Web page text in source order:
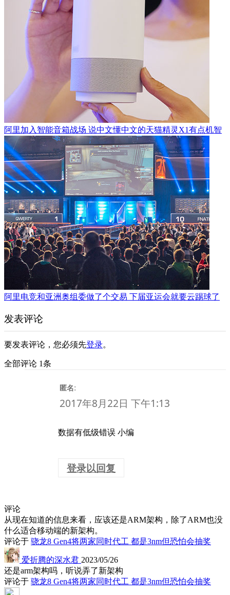
阿里加入智能音箱战场 说中文懂中文的天猫精灵X1有点机智
阿里电竞和亚洲奥组委做了个交易 下届亚运会就要云踢球了
发表评论
要发表评论，您必须先登录。
全部评论 1条
匿名:
2017年8月22日 下午1:13
数据有低级错误 小编
登录以回复
评论
从现在知道的信息来看，应该还是ARM架构，除了ARM也没
什么适合移动端的新架构。
评论于 骁龙8 Gen4将两家同时代工 都是3nm但恐怕会抽奖
爱折腾的深水君 2023/05/26
还是arm架构吗，听说弄了新架构
评论于 骁龙8 Gen4将两家同时代工 都是3nm但恐怕会抽奖